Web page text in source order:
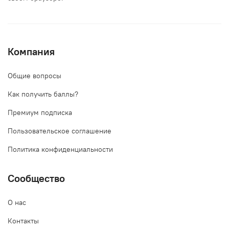
Компания
Общие вопросы
Как получить баллы?
Премиум подписка
Пользовательское соглашение
Политика конфиденциальности
Сообщество
О нас
Контакты